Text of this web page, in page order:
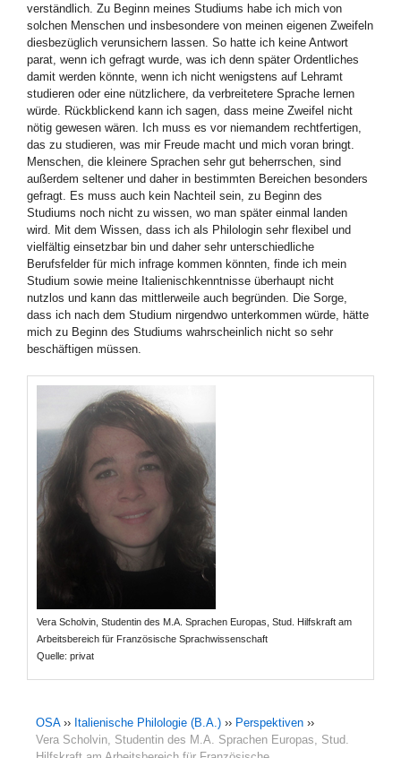
verständlich. Zu Beginn meines Studiums habe ich mich von
solchen Menschen und insbesondere von meinen eigenen Zweifeln
diesbezüglich verunsichern lassen. So hatte ich keine Antwort
parat, wenn ich gefragt wurde, was ich denn später Ordentliches
damit werden könnte, wenn ich nicht wenigstens auf Lehramt
studieren oder eine nützlichere, da verbreitetere Sprache lernen
würde. Rückblickend kann ich sagen, dass meine Zweifel nicht
nötig gewesen wären. Ich muss es vor niemandem rechtfertigen,
das zu studieren, was mir Freude macht und mich voran bringt.
Menschen, die kleinere Sprachen sehr gut beherrschen, sind
außerdem seltener und daher in bestimmten Bereichen besonders
gefragt. Es muss auch kein Nachteil sein, zu Beginn des
Studiums noch nicht zu wissen, wo man später einmal landen
wird. Mit dem Wissen, dass ich als Philologin sehr flexibel und
vielfältig einsetzbar bin und daher sehr unterschiedliche
Berufsfelder für mich infrage kommen könnten, finde ich mein
Studium sowie meine Italienischkenntnisse überhaupt nicht
nutzlos und kann das mittlerweile auch begründen. Die Sorge,
dass ich nach dem Studium nirgendwo unterkommen würde, hätte
mich zu Beginn des Studiums wahrscheinlich nicht so sehr
beschäftigen müssen.
Vera Scholvin, Studentin des M.A. Sprachen Europas, Stud. Hilfskraft am
Arbeitsbereich für Französische Sprachwissenschaft
Quelle: privat
OSA›› Italienische Philologie (B.A.) ›› Perspektiven ››
Vera Scholvin, Studentin des M.A. Sprachen Europas, Stud.